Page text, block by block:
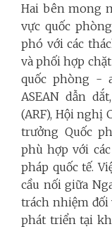
Hai bên mong
vực quốc
phó với các
và phối hợp
quốc phòng -
ASEAN dẫn
(ARF), Hội nghị
trưởng Quốc
phù hợp với
pháp quốc tế.
cầu nối giữa
trách nhiệm đối
phát triển tại